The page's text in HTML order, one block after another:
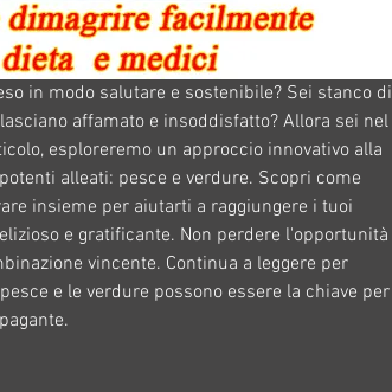
in modo salutare e sostenibile? Sei stanco di
affamato e insoddisfatto? Allora sei nel
esploreremo un approccio innovativo alla
alleati: pesce e verdure. Scopri come
insieme per aiutarti a raggiungere i tuoi
e gratificante. Non perdere l'opportunità
vincente. Continua a leggere per
e le verdure possono essere la chiave per